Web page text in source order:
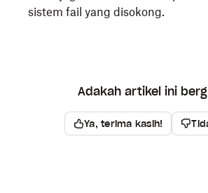
sistem fail yang disokong.
Adakah artikel ini
Ya, terima kasih!